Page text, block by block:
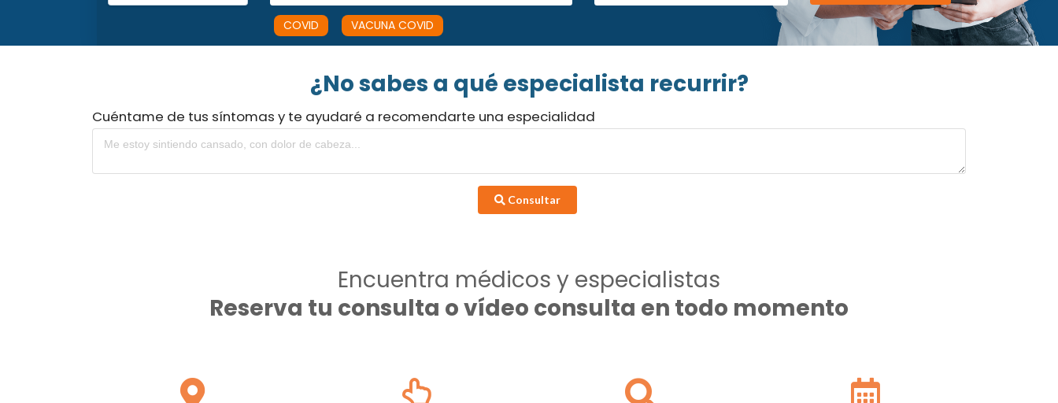
COVID VACUNA COVID
¿No sabes a qué especialista recurrir?
Cuéntame de tus síntomas y te ayudaré a recomendarte una especialidad
Consultar
Encuentra médicos y especialistas
Reserva tu consulta o vídeo consulta en todo momento